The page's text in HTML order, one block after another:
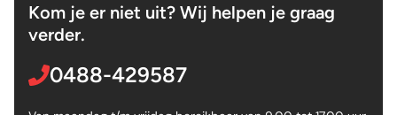
Kom je er niet uit? Wij helpen je graag
verder.
0488-429587